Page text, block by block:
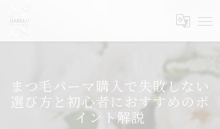
まつ毛パーマ購入で失敗しない
選び方と初心者におすすめのポ
イント解説